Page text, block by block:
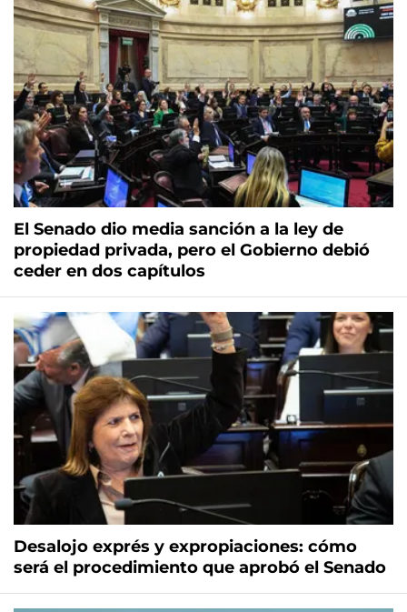
El Senado dio media sanción a la ley de
propiedad privada, pero el Gobierno debió
ceder en dos capítulos
Desalojo exprés y expropiaciones: cómo
será el procedimiento que aprobó el Senado